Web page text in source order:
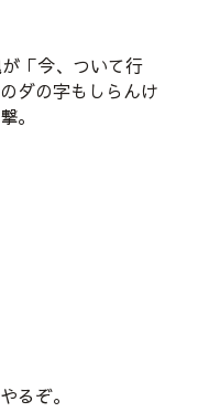
「今、ついて行
ダの字もしらんけ
。
るぞ。